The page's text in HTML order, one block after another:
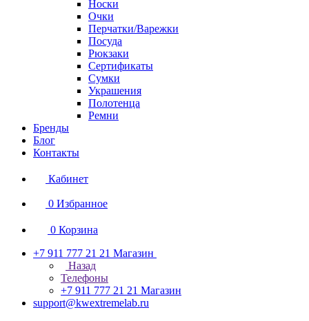
Носки
Очки
Перчатки/Варежки
Посуда
Рюкзаки
Сертификаты
Сумки
Украшения
Полотенца
Ремни
Бренды
Блог
Контакты
Кабинет
0 Избранное
0 Корзина
+7 911 777 21 21 Магазин
Назад
Телефоны
+7 911 777 21 21 Магазин
support@kwextremelab.ru